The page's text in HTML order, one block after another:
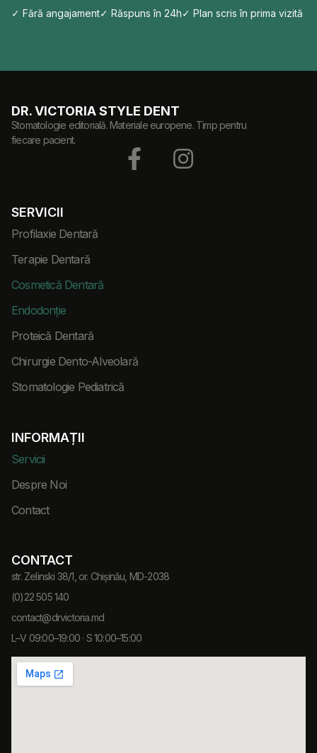
✓ Fără angajament✓ Răspuns în 24h✓ Plan scris în prima vizită
DR. VICTORIA STYLE DENT
Stomatologie editorială. Materiale europene. Timp pentru
fiecare pacient.
SERVICII
Profilaxie Dentară
Terapie Dentară
Cosmetică Dentară
Endodonție
Proteică Dentară
Chirurgie Dento-Alveolară
Stomatologie Pediatrică
INFORMAȚII
Servicii
Despre Noi
Contact
CONTACT
str. Zelinski 38/1, or. Chișinău, MD-2038
(0)22 505 140
contact@drvictoria.md
L–V 09:00–19:00 · S 10:00–15:00